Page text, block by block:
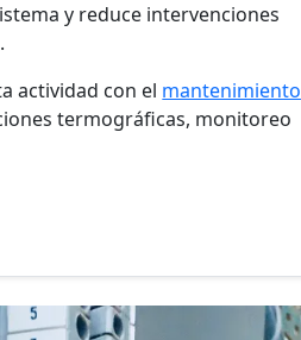
y reduce intervenciones
actividad con el mantenimiento
termográficas, monitoreo